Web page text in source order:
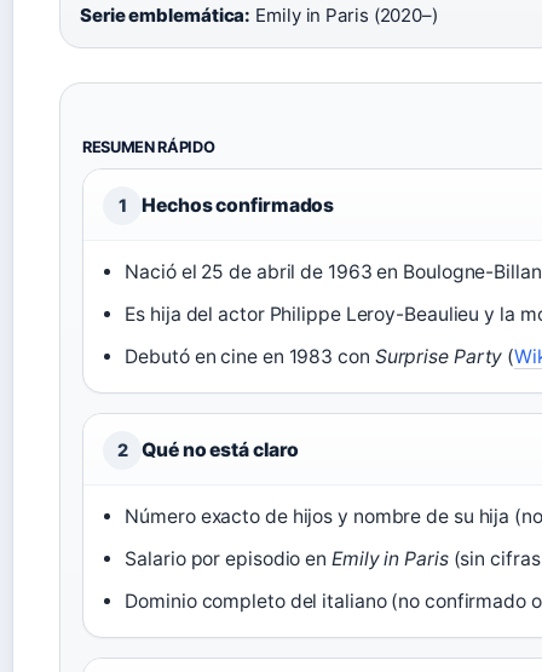
Serie emblemática: Emily in Paris (2020–)
RESUMEN RÁPIDO
1 Hechos confirmados
Nació el 25 de abril de 1963 en Boulogne-
Es hija del actor Philippe Leroy-Beaulieu y la
Debutó en cine en 1983 con Surprise Party (
2 Qué no está claro
Número exacto de hijos y nombre de su hija
Salario por episodio en Emily in Paris(sin
Dominio completo del italiano (no confirmado